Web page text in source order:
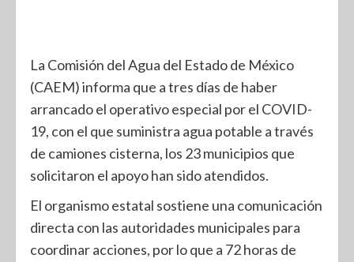
La Comisión del Agua del Estado de México
(CAEM) informa que a tres días de haber
arrancado el operativo especial por el COVID-
19, con el que suministra agua potable a través
de camiones cisterna, los 23 municipios que
solicitaron el apoyo han sido atendidos.
El organismo estatal sostiene una comunicación
directa con las autoridades municipales para
coordinar acciones, por lo que a 72 horas de